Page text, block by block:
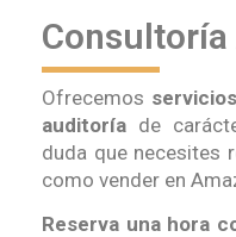
Consultoría
Ofrecemos
auditoría de
duda que necesites
como vender en
Reserva una hora